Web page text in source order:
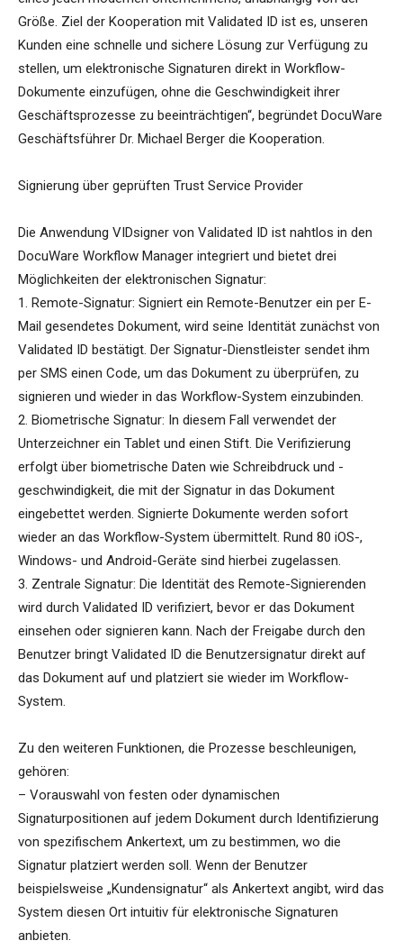
Größe. Ziel der Kooperation mit Validated ID ist es, unseren
Kunden eine schnelle und sichere Lösung zur Verfügung zu
stellen, um elektronische Signaturen direkt in Workflow-
Dokumente einzufügen, ohne die Geschwindigkeit ihrer
Geschäftsprozesse zu beeinträchtigen“, begründet DocuWare
Geschäftsführer Dr. Michael Berger die Kooperation.
Signierung über geprüften Trust Service Provider
Die Anwendung VIDsigner von Validated ID ist nahtlos in den
DocuWare Workflow Manager integriert und bietet drei
Möglichkeiten der elektronischen Signatur:
1. Remote-Signatur: Signiert ein Remote-Benutzer ein per E-
Mail gesendetes Dokument, wird seine Identität zunächst von
Validated ID bestätigt. Der Signatur-Dienstleister sendet ihm
per SMS einen Code, um das Dokument zu überprüfen, zu
signieren und wieder in das Workflow-System einzubinden.
2. Biometrische Signatur: In diesem Fall verwendet der
Unterzeichner ein Tablet und einen Stift. Die Verifizierung
erfolgt über biometrische Daten wie Schreibdruck und -
geschwindigkeit, die mit der Signatur in das Dokument
eingebettet werden. Signierte Dokumente werden sofort
wieder an das Workflow-System übermittelt. Rund 80 iOS-,
Windows- und Android-Geräte sind hierbei zugelassen.
3. Zentrale Signatur: Die Identität des Remote-Signierenden
wird durch Validated ID verifiziert, bevor er das Dokument
einsehen oder signieren kann. Nach der Freigabe durch den
Benutzer bringt Validated ID die Benutzersignatur direkt auf
das Dokument auf und platziert sie wieder im Workflow-
System.
Zu den weiteren Funktionen, die Prozesse beschleunigen,
gehören:
– Vorauswahl von festen oder dynamischen
Signaturpositionen auf jedem Dokument durch Identifizierung
von spezifischem Ankertext, um zu bestimmen, wo die
Signatur platziert werden soll. Wenn der Benutzer
beispielsweise „Kundensignatur“ als Ankertext angibt, wird das
System diesen Ort intuitiv für elektronische Signaturen
anbieten.